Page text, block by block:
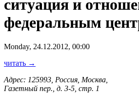
ситуация и
федеральным
Monday, 24.12.2012, 00:00
читать →
Адрес: 125993, Россия, Москва,
Газетный пер., д. 3-5, стр. 1